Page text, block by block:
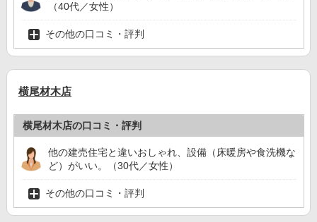
（40代／女性）
その他の口コミ・評判
横尾材木店
横尾材木店の口コミ・評判
他の建売住宅と違いおしゃれ、設備（床暖房や食洗機な
ど）がいい。（30代／女性）
その他の口コミ・評判